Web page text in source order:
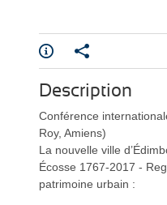
Description
Conférence
Roy, Amiens)
La nouvelle ville
Écosse 1767-2017 -
patrimoine urbain :